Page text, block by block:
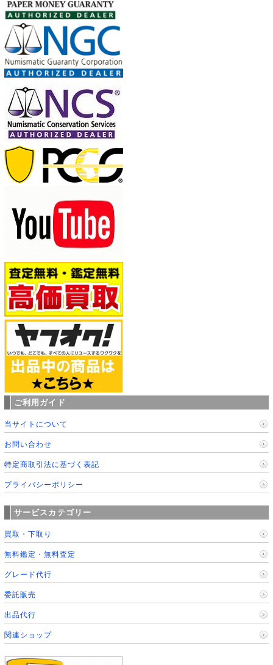
ご利用ガイド
当サイトについて
お問い合わせ
特定商取引法に基づく表記
プライバシーポリシー
サービスカテゴリー
買取・下取り
無料鑑定・無料査定
グレード代行
委託販売
出品代行
関連ショップ